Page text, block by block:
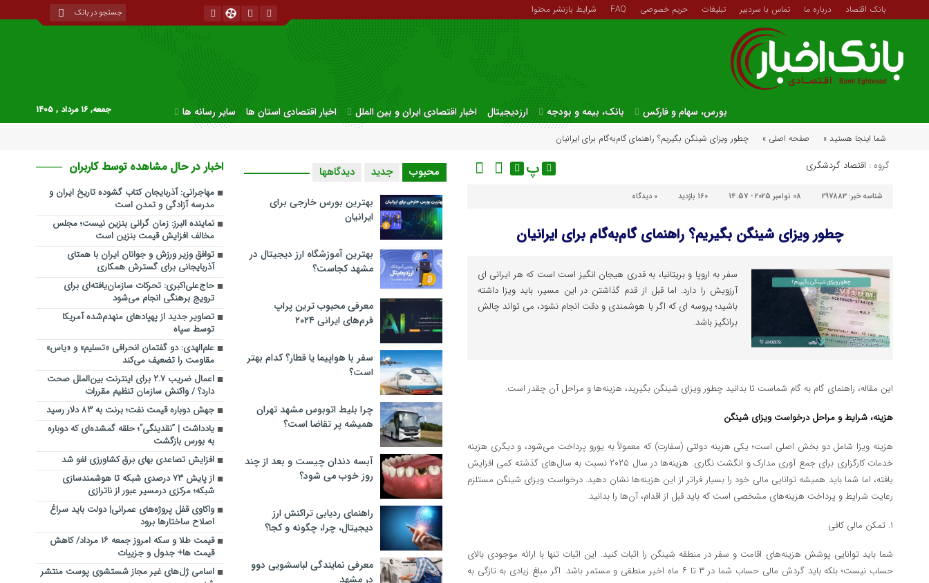
بانک اقتصاد درباره ما تماس با سردبیر تبلیغات حریم خصوصی FAQ شرایط بازنشر محتوا
بورس، سهام و فارکس بانک، بیمه و بودجه ارزدیجیتال اخبار اقتصادی ایران و بین الملل اخبار اقتصادی استان ها سایر رسانه ها جمعه, ۱۶ مرداد , ۱۴۰۵
شما اینجا هستید » صفحه اصلی » چطور ویزای شینگن بگیریم؟ راهنمای گام‌به‌گام برای ایرانیان
گروه : اقتصاد گردشگری پ
شناسه خبر: 297883 08 نوامبر 2025 - 14:57 160 بازدید ۰ دیدگاه
چطور ویزای شینگن بگیریم؟ راهنمای گام‌به‌گام برای ایرانیان
سفر به اروپا و بریتانیا، به قدری هیجان انگیز است است که هر ایرانی ‌ای
آرزویش را دارد. اما قبل از قدم گذاشتن در این مسیر، باید ویزا داشته
باشید؛ پروسه ‌ای که اگر با هوشمندی و دقت انجام نشود، می ‌تواند چالش
‌برانگیز باشد.
این مقاله، راهنمای گام به گام شماست تا بدانید چطور ویزای شینگن بگیرید، هزینه‌ها و مراحل آن چقدر است.
هزینه، شرایط و مراحل درخواست ویزای شینگن
هزینه ویزا شامل دو بخش اصلی است؛ یکی هزینه دولتی (سفارت) که معمولاً به یورو پرداخت می‌شود، و دیگری هزینه
خدمات کارگزاری برای جمع آوری مدارک و انگشت نگاری. هزینه‌ها در سال ۲۰۲۵ نسبت به سال‌های گذشته کمی افزایش
یافته، اما شما باید همیشه توانایی مالی خود را بسیار فراتر از این هزینه‌ها نشان دهید. درخواست ویزای شینگن مستلزم
رعایت شرایط و پرداخت هزینه‌های مشخصی است که باید قبل از اقدام، آن‌ها را بدانید.
۱. تمکن مالی کافی
شما باید توانایی پوشش هزینه‌های اقامت و سفر در منطقه شینگن را اثبات کنید. این اثبات تنها با ارائه موجودی بالای
حساب نیست؛ بلکه باید گردش مالی حساب شما در ۳ تا ۶ ماه اخیر منطقی و مستمر باشد. اگر مبلغ زیادی به تازگی به
محبوب جدید دیدگاهها
بهترین بورس خارجی برای
ایرانیان
بهترین آموزشگاه ارز دیجیتال در
مشهد کجاست؟
معرفی محبوب ترین پراپ
فرم‌های ایرانی ۲۰۲۴
سفر با هواپیما یا قطار؟ کدام بهتر
است؟
چرا بلیط اتوبوس مشهد تهران
همیشه پر تقاضا است؟
آبسه دندان چیست و بعد از چند
روز خوب می‌ شود؟
راهنمای ردیابی تراکنش ارز
دیجیتال، چرا، چگونه و کجا؟
معرفی نمایندگی لباسشویی دوو
در مشهد
اخبار در حال مشاهده توسط کاربران
مهاجرانی: آذربایجان کتاب گشوده تاریخ ایران و
مدرسه آزادگی و تمدن است
نماینده البرز: زمان گرانی بنزین نیست؛ مجلس
مخالف افزایش قیمت بنزین است
توافق وزیر ورزش و جوانان ایران با همتای
آذربایجانی برای گسترش همکاری
حاج‌علی‌اکبری: تحرکات سازمان‌یافته‌ای برای
ترویج برهنگی انجام می‌شود
تصاویر جدید از پهپادهای منهدم‌شده آمریکا
توسط سپاه
علم‌الهدی: دو گفتمان انحرافی «تسلیم» و «یاس»
مقاومت را تضعیف می‌کند
اعمال ضریب ۲.۷ برای اینترنت بین‌الملل صحت
دارد؟ / واکنش سازمان تنظیم مقررات
جهش دوباره قیمت نفت؛ برنت به ۸۳ دلار رسید
یادداشت | “نقدینگی”؛ حلقه گمشده‌ای که دوباره
به بورس بازگشت
افزایش تصاعدی بهای برق کشاورزی لغو شد
از پایش ۷۳ درصدی شبکه تا هوشمندسازی
شبکه؛ مرکزی درمسیر عبور از ناترازی
واکاوی قفل پروژه‌های عمرانی| دولت باید سراغ
اصلاح ساختارها برود
قیمت طلا و سکه امروز جمعه ۱۶ مرداد/ کاهش
قیمت ها+ جدول و جزییات
اسامی ژل‌های غیر مجاز شستشوی پوست منتشر